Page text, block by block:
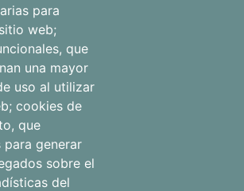
el mejor precio?
para
web;
que
una mayor
uso al utilizar
cookies de
que
para generar
sobre el
del
Apartamentos
alojamientos